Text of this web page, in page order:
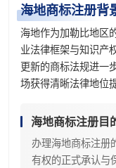
海地商标注册背
海地作为加勒比地区
业法律框架与知识产
更新的商标法规进一
场获得清晰法律地位
海地商标注册目
办理海地商标注册
有权的正式承认与